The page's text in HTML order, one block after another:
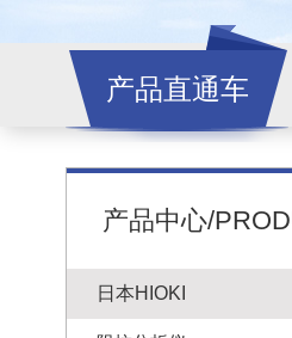
产品直通车
产品中心/
日本HIOKI